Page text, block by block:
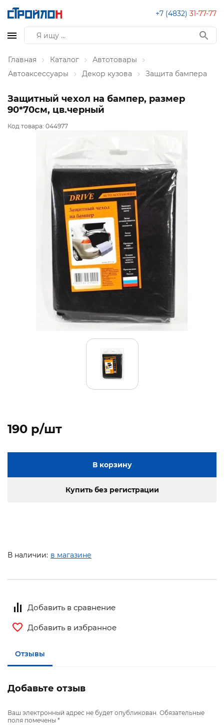
+7 (4832) 31-77-77
Главная Каталог
Автотовары
Автоаксессуары
Декор кузова Защита бампера
Защитный чехол на бампер, размер
90*70см, цв.черный
Код товара: 044977
190 p/шт
В корзину
Купить без регистрации
В наличии: в магазине
Добавить в сравнение
Добавить в избранное
Отзывы
Добавьте отзыв
Ваш электронный адрес не будет опубликован. Обязательные
поля помечены *